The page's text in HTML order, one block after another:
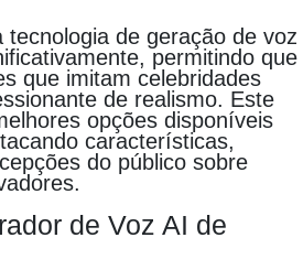
tecnologia de geração de voz
permitindo que
que imitam celebridades
de realismo. Este
opções disponíveis
características,
do público sobre
de Voz AI de